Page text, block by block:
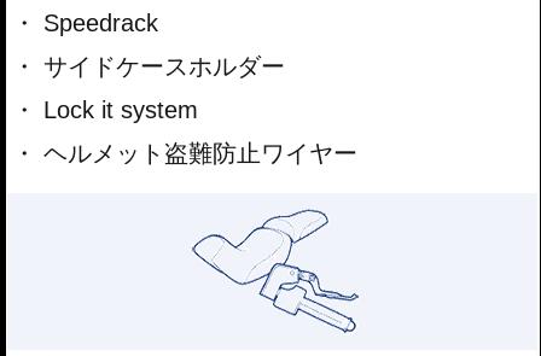
Speedrack
サイドケースホルダー
Lock it system
ヘルメット盗難防止ワイヤー